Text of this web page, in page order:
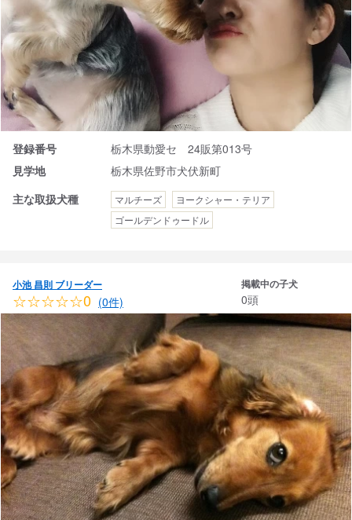
登録番号
栃木県動愛セ 24販第013号
見学地
栃木県佐野市犬伏新町
主な取扱犬種
マルチーズ
ヨークシャー・テリア
ゴールデンドゥードル
小池 昌則 ブリーダー
☆☆☆☆☆0 (0件)
掲載中の子犬
0頭